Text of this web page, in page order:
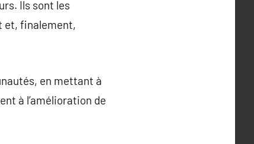
Ils sont les
et, finalement,
en mettant à
à l’amélioration de